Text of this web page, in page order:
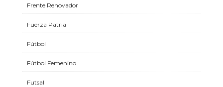
Frente Renovador
Fuerza Patria
Fútbol
Fútbol Femenino
Futsal